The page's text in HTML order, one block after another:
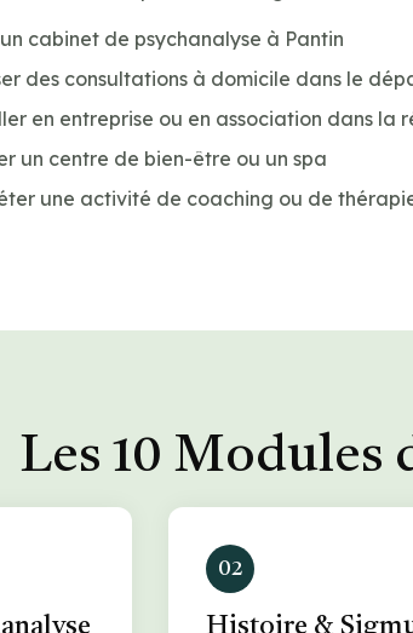
cabinet de psychanalyse à Pantin
des consultations à domicile dans le
en entreprise ou en association dans la
un centre de bien-être ou un spa
une activité de coaching ou de
Les 10 Modules
02
Histoire &